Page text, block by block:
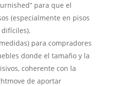
para que el
(especialmente en pisos
difíciles).
para compradores
donde el tamaño y la
coherente con la
de aportar